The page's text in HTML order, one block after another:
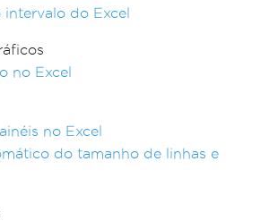
intervalo do Excel
no Excel
no Excel
do tamanho de linhas e